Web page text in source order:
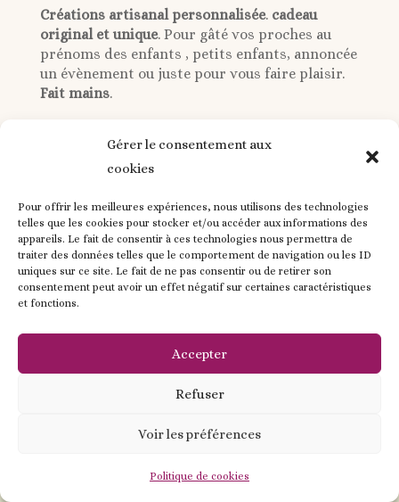
Gérer le consentement aux
cookies
Pour offrir les meilleures expériences, nous utilisons des technologies
telles que les cookies pour stocker et/ou accéder aux informations des
appareils. Le fait de consentir à ces technologies nous permettra de
traiter des données telles que le comportement de navigation ou les ID
uniques sur ce site. Le fait de ne pas consentir ou de retirer son
consentement peut avoir un effet négatif sur certaines caractéristiques
et fonctions.
Accepter
Refuser
Voir les préférences
Politique de cookies
Créations artisanal personnalisée. cadeau
original et unique. Pour gâté vos proches au
prénoms des enfants , petits enfants, annoncée
un évènement ou juste pour vous faire plaisir.
Fait mains.
Porte-clés personnalisés: clefs, sac, sac
Pour des demande spéciales me contacter
Contactez-moi !